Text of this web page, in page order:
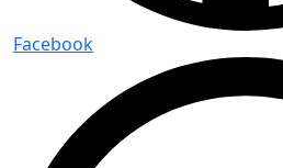
Facebook